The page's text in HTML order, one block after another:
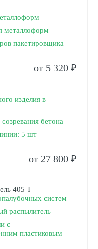
металлоформ
пакетировщика
от 5 320 ₽
изделия в
бетона
5 шт
от 27 800 ₽
систем
распылитель
с
пластиковым